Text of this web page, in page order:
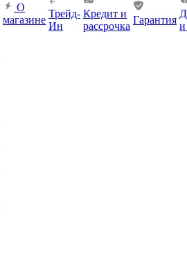
О
магазине
Трейд-
Ин
Кредит и
рассрочка
Гарантия
и